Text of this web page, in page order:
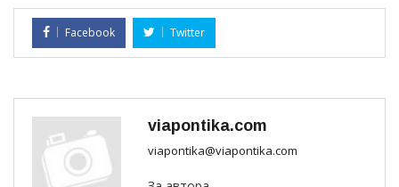
Facebook Twitter
viapontika.com
viapontika@viapontika.com